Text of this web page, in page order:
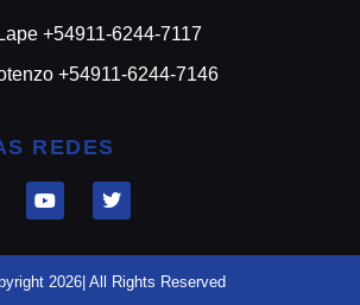
+54911-6244-7117
+54911-6244-7146
REDES
2026| All Rights Reserved